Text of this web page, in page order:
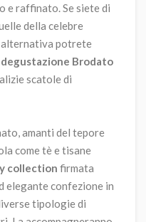
e raffinato. Se siete di
della celebre
alternativa potrete
Brodato
scatole di
amanti del tepore
come tè e tisane
collection firmata
elegante confezione in
tipologie di